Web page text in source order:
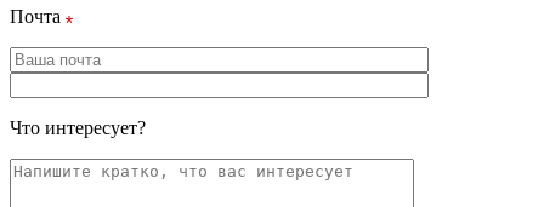
Почта
Что интересует?